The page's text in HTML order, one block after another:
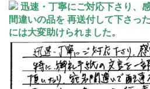
迅速・丁寧にご対応下さり、
間違いの品を 再送付して下さっ
には大変助けられました。